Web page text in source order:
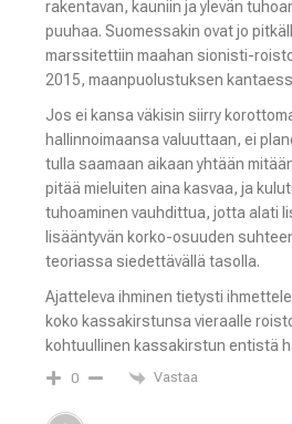
rakentavan, kauniin ja ylevän
puuhaa. Suomessakin ovat jo
marssitettiin maahan sionisti-
2015, maanpuolustuksen
Jos ei kansa väkisin siirry
hallinnoimaansa valuuttaan, ei
tulla saamaan aikaan yhtään
pitää mieluiten aina kasvaa, ja
tuhoaminen vauhdittua, jotta alati
lisääntyvän korko-osuuden
teoriassa siedettävällä tasolla.
Ajatteleva ihminen tietysti
koko kassakirstunsa vieraalle
kohtuullinen kassakirstun entistä
0 Vastaa